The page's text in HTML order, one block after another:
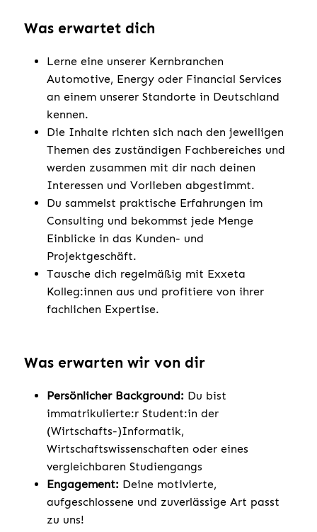
Was erwartet dich
Lerne eine unserer Kernbranchen
Automotive, Energy oder Financial Services
an einem unserer Standorte in Deutschland
kennen.
Die Inhalte richten sich nach den jeweiligen
Themen des zuständigen Fachbereiches und
werden zusammen mit dir nach deinen
Interessen und Vorlieben abgestimmt.
Du sammelst praktische Erfahrungen im
Consulting und bekommst jede Menge
Einblicke in das Kunden- und
Projektgeschäft.
Tausche dich regelmäßig mit Exxeta
Kolleg:innen aus und profitiere von ihrer
fachlichen Expertise.
Was erwarten wir von dir
Persönlicher Background: Du bist
immatrikulierte:r Student:in der
(Wirtschafts-)Informatik,
Wirtschaftswissenschaften oder eines
vergleichbaren Studiengangs
Engagement: Deine motivierte,
aufgeschlossene und zuverlässige Art passt
zu uns!